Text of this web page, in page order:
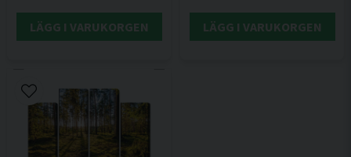
LÄGG I VARUKORGEN LÄGG I VARUKORGEN